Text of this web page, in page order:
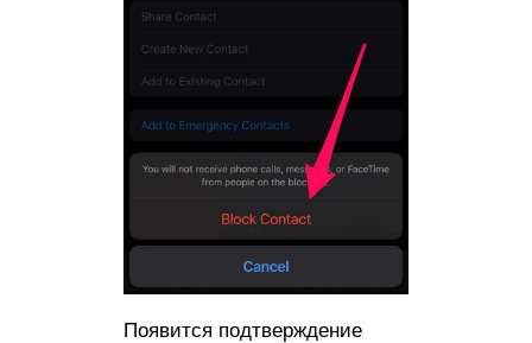
Появится подтверждение